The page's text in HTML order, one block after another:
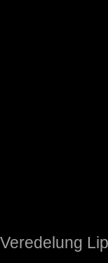
Veredelung